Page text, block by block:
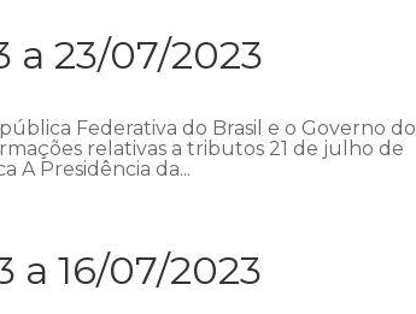
a 23/07/2023
Federativa do Brasil e o Governo do
relativas a tributos 21 de julho de
A Presidência da...
a 16/07/2023